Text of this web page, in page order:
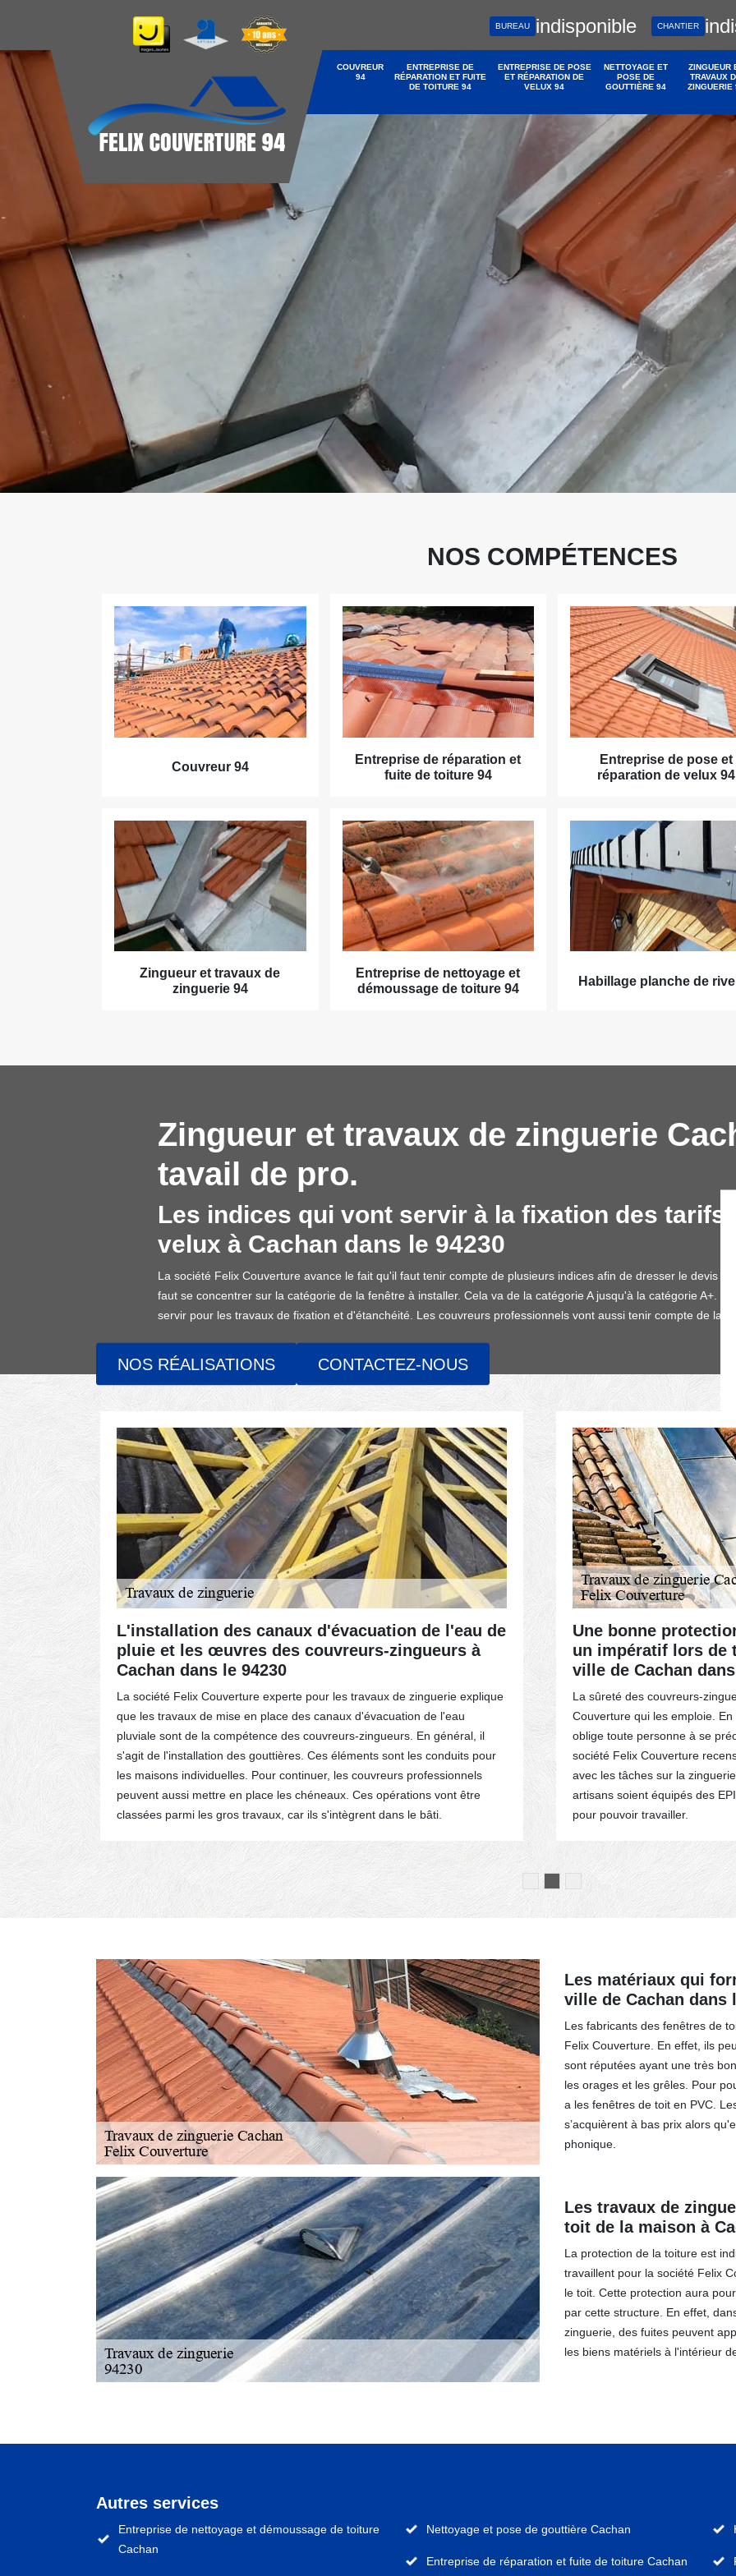
BUREAU indisponible CHANTIER
COUVREUR
94
ENTREPRISE DE
RÉPARATION ET FUITE
DE TOITURE 94
ENTREPRISE DE POSE
ET RÉPARATION DE
VELUX 94
NETTOYAGE ET
POSE DE
GOUTTIÈRE 94
ZINGUEUR
TRAVAUX
ZINGUERIE
NOS RÉALISATIONS CONTACTEZ-NOUS
NOS COMPÉTENCES
Couvreur 94
Entreprise de réparation et
fuite de toiture 94
Entreprise de pose et
réparation de velux 94
Zingueur et travaux de
zinguerie 94
Entreprise de nettoyage et
démoussage de toiture 94
Habillage planche de
Zingueur et travaux de zinguerie
tavail de pro.
Les indices qui vont servir à la fixation des tarifs
velux à Cachan dans le 94230
La société Felix Couverture avance le fait qu'il faut tenir compte de plusieurs indices afin de dresser le devis
faut se concentrer sur la catégorie de la fenêtre à installer. Cela va de la catégorie A jusqu'à la catégorie A+.
servir pour les travaux de fixation et d'étanchéité. Les couvreurs professionnels vont aussi tenir compte de la
de
de
L'installation des canaux d'évacuation de l'eau de
pluie et les œuvres des couvreurs-zingueurs à
Cachan dans le 94230
La société Felix Couverture experte pour les travaux de zinguerie explique
que les travaux de mise en place des canaux d'évacuation de l'eau
pluviale sont de la compétence des couvreurs-zingueurs. En général, il
s'agit de l'installation des gouttières. Ces éléments sont les conduits pour
les maisons individuelles. Pour continuer, les couvreurs professionnels
peuvent aussi mettre en place les chéneaux. Ces opérations vont être
classées parmi les gros travaux, car ils s'intègrent dans le bâti.
Une bonne
un impératif lors de
ville de Cachan
La sûreté des couvreurs-
Couverture qui les emploie.
oblige toute personne à se
société Felix Couverture
avec les tâches sur la
artisans soient équipés des
pour pouvoir travailler.
Les matériaux qui
ville de Cachan dans
Les fabricants des fenêtres de
Felix Couverture. En effet, ils
sont réputées ayant une très
les orages et les grêles. Pour
a les fenêtres de toit en PVC.
s’acquièrent à bas prix alors
phonique.
Les travaux de
toit de la maison à
La protection de la toiture est
travaillent pour la société Felix
le toit. Cette protection aura
par cette structure. En effet,
zinguerie, des fuites peuvent
les biens matériels à l'intérieur
Autres services
Entreprise de nettoyage et démoussage de toiture
Cachan
Nettoyage et pose de gouttière Cachan
Entreprise de réparation et fuite de toiture Cachan